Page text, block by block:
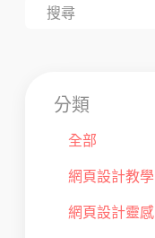
分類
全部
網頁設計教學
網頁設計靈感